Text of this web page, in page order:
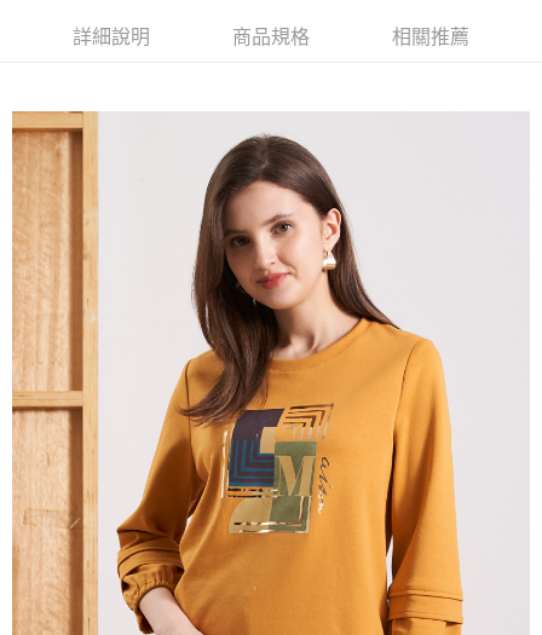
【大哥付你分期使用說明】
1.本服務由台灣大哥大提供，台灣大哥大用戶可立即使用無須另外申請。
成交易。
3.實際核准額度、可分期數及費用金額請依後續交易確認頁面所載為準。
4.訂單成立30分鐘內，如未前往確認交易或遇審核未通過，訂單將自動取
消。如遇「轉專審核」未通過狀況，表示未達大哥付你分期系統評分，恕無
法說明評估內容。
【繳款方式說明】
1.分期款項不併入電信帳單，「大哥付你分期」於每月結算日後寄送繳費提
醒簡訊。
2.透過簡訊連結打開帳單後，可選擇「超商條碼／台灣大直營門市／銀行轉
帳／街口支付／iPASS MONEY」等通路繳費。
【注意事項】
1.本服務係由「台灣大哥大股份有限公司」（以下簡稱本公司）所提供，讓
用戶於交易時，得透過本服務購買商品或服務，並由商店將買賣／分期付款
買賣價金債權讓與本公司後，依約使用本公司帳單繳交帳款。
2.基於同意付款使用「大哥付你分期」之契約關係目的，商店將以您的個人
資料（包含姓名、電話或地址）提供予台灣大哥大進項蒐集、處理及利用，
由本公司與您本人進行分期帳單所需資料之確認、核對及更正。
3.完整用戶服務條款，請詳閱以下連結：
https://oppay.tw/userRule
AFTEE先享後付
AFTEE先享後付是「在收到商品之後才付款」的支付方式。 讓您購物簡單
便利好安心！
１．簡單：不需註冊會員、不需綁卡、不需儲值。
２．便利：只要手機號碼，簡訊認證，即可結帳。
３．安心：先確認商品／服務後，再付款。
【「AFTEE先享後付」結帳流程】
１．於結帳方式選擇「AFTEE先享後付」後，將跳轉至「AFTEE先享後付」
結帳頁面，進行簡訊認證並確認金額後，即可完成結帳。
２．訂單成立數日內，您將收到繳費通知簡訊。
３．收到繳費通知簡訊後14天內，點擊此簡訊中的連結，可透過四大超商／
ATM／網路銀行／等多元方式進行付款，方視為交易完成。
※ 請注意：結帳手續完成當下不需立刻繳費，但若您需要取消訂單，請聯絡
購買商品的店家。未經商家同意取消之訂單仍視為有效，需透過AFTEE先享
後付繳納相關費用。
※ 交易是否成功請以「AFTEE先享後付 」之結帳頁面顯示為準，若有關於
是否繳費成功／繳費後需取消欲退款等相關疑問，請聯繫「AFTEE先享後付
客戶支援中心」
https://netprotections.freshdesk.com/support/home
【注意事項】
１．透過由恩沛科技股份有限公司提供之「AFTEE先享後付」服務完成之交
易，需依本服務之必要範圍內提供個人資料，並將交易相關給付款項請求債
權轉讓予恩沛科技股份有限公司。
２．關於個人資料處理事宜，請瀏覽以下網址：
ATM付款
運送方式
全家取貨付款
每筆NT$120，滿NT$2,000(含以上)免運費
7-11取貨付款
每筆NT$120，滿NT$2,000(含以上)免運費
宅配
每筆NT$120，滿NT$2,000(含以上)免運費
詳細說明 商品規格 相關推薦